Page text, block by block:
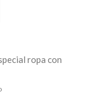
ropa con